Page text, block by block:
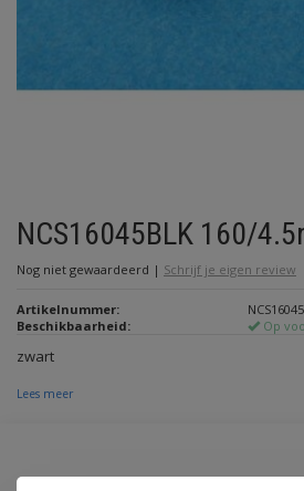
NCS16045BLK 160/
Nog niet gewaardeerd | Schrijf je eigen review
Artikelnummer:
Beschikbaarheid:
Op
zwart
Lees meer